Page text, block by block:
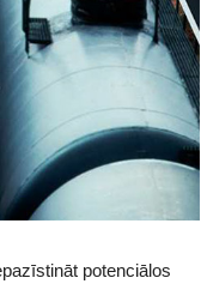
potenciālos